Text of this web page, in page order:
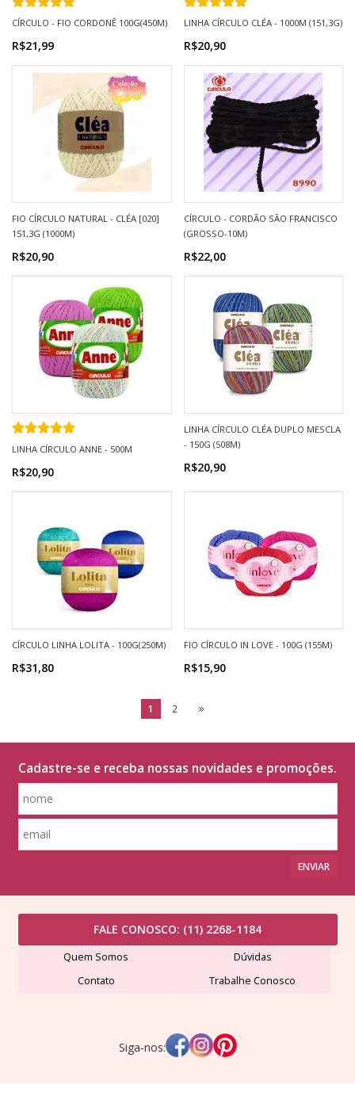
CÍRCULO - FIO CORDONÊ 100G(450M)
R$21,99
LINHA CÍRCULO CLÉA - 1000M (151,3G)
R$20,90
FIO CÍRCULO NATURAL - CLÉA [020]
151,3G (1000M)
R$20,90
CÍRCULO - CORDÃO SÃO FRANCISCO
(GROSSO-10M)
R$22,00
LINHA CÍRCULO ANNE - 500M
R$20,90
LINHA CÍRCULO CLÉA DUPLO MESCLA
- 150G (508M)
R$20,90
CÍRCULO LINHA LOLITA - 100G(250M)
R$31,80
FIO CÍRCULO IN LOVE - 100G (155M)
R$15,90
1 2
Cadastre-se e receba nossas novidades e promoções.
ENVIAR
FALE CONOSCO: (11) 2268-1184
Quem Somos
Dúvidas
Contato
Trabalhe Conosco
Siga-nos: